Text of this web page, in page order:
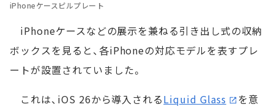
iPhoneケースピルプレート
iPhoneケースなどの展示を兼ねる引き出し式の収納
ボックスを見ると、各iPhoneの対応モデルを表すプレ
ートが設置されていました。
これは、iOS 26から導入されるLiquid Glass
を意